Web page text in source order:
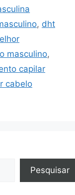
, dht
masculino,
capilar
cabelo
Pesquisar